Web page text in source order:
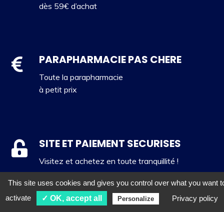
dès 59€ d’achat
PARAPHARMACIE PAS CHERE
Toute la parapharmacie
à petit prix
SITE ET PAIEMENT SECURISES
Visitez et achetez en toute tranquillité !
This site uses cookies and gives you control over what you want
activate
✓ OK, accept all Personalize Privacy policy